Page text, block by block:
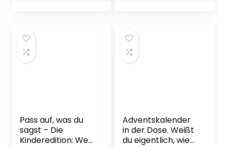
Pass auf, was du
sagst – Die
Kinderedition: Wer
Adventskalender
in der Dose. Weißt
du eigentlich, wie